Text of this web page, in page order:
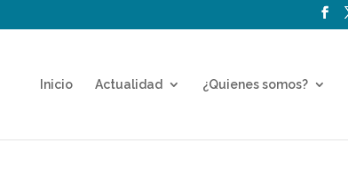
Inicio Actualidad ¿Quienes somos?